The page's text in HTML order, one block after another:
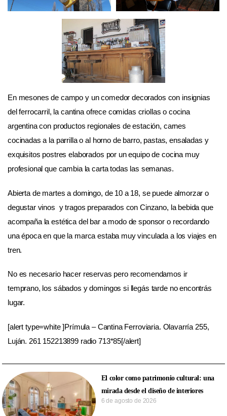
En mesones de campo y un comedor decorados con insignias
del ferrocarril, la cantina ofrece comidas criollas o cocina
argentina con productos regionales de estación, carnes
cocinadas a la parrilla o al horno de barro, pastas, ensaladas y
exquisitos postres elaborados por un equipo de cocina muy
profesional que cambia la carta todas las semanas.
Abierta de martes a domingo, de 10 a 18, se puede almorzar o
degustar vinos y tragos preparados con Cinzano, la bebida que
acompaña la estética del bar a modo de sponsor o recordando
una época en que la marca estaba muy vinculada a los viajes en
tren.
No es necesario hacer reservas pero recomendamos ir
temprano, los sábados y domingos si llegás tarde no encontrás
lugar.
[alert type=white ]Prímula – Cantina Ferroviaria. Olavarría 255,
Luján. 261 152213899 radio 713*85[/alert]
El color como patrimonio cultural: una
mirada desde el diseño de interiores
6 de agosto de 2026